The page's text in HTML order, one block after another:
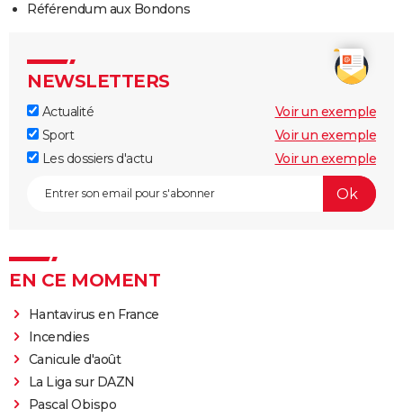
Référendum aux Bondons
NEWSLETTERS
Actualité
Voir un exemple
Sport
Voir un exemple
Les dossiers d'actu
Voir un exemple
EN CE MOMENT
Hantavirus en France
Incendies
Canicule d'août
La Liga sur DAZN
Pascal Obispo